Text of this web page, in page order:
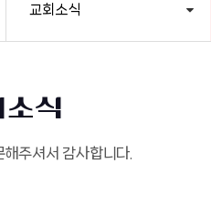
교회소식
소식
주셔서 감사합니다.